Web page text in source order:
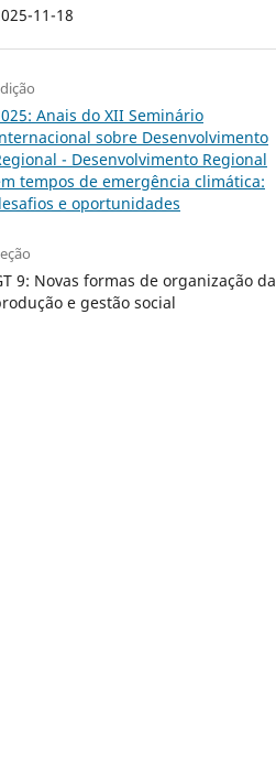
11-18
Anais do XII Seminário
sobre Desenvolvimento
- Desenvolvimento Regional
tempos de emergência climática:
e oportunidades
9: Novas formas de organização da
e gestão social